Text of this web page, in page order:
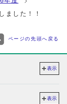
ました！！
ページの先頭へ戻る
表示
表示